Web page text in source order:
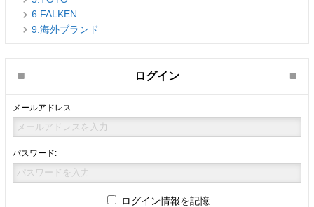
6.FALKEN
9.海外ブランド
ログイン
メールアドレス:
パスワード:
ログイン情報を記憶